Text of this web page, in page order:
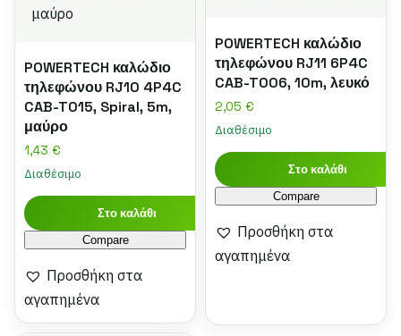
POWERTECH καλώδιο
τηλεφώνου RJ10 4P4C
CAB-T015, Spiral, 5m,
μαύρο
1,43 €
Διαθέσιμο
Στο καλάθι
Compare
Προσθήκη στα
αγαπημένα
POWERTECH καλώδιο
τηλεφώνου RJ11 6P4C
CAB-T006, 10m, λευκό
2,05 €
Διαθέσιμο
Στο καλάθι
Compare
Προσθήκη στα
αγαπημένα